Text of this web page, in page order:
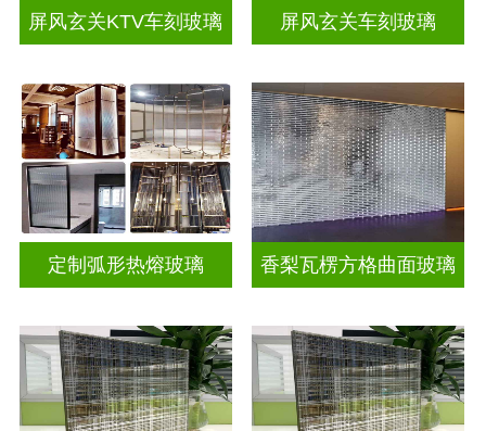
屏风玄关KTV车刻玻璃 屏风玄关车刻玻璃
定制弧形热熔玻璃 香梨瓦楞方格曲面玻璃